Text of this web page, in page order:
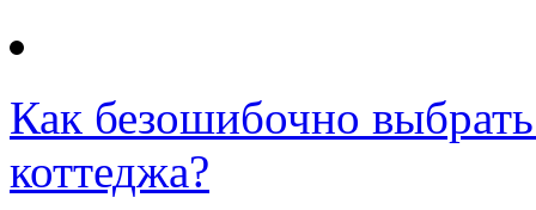
Как безошибочно
коттеджа?